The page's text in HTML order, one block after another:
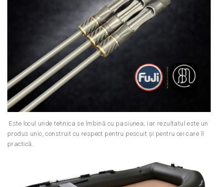
Este locul unde tehnica se îmbină cu pasiunea, iar rezultatul este un
produs unic, construit cu respect pentru pescuit și pentru cei care îl
practică.